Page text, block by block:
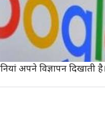
तैयार करती है गूगल
पर वेब एंड ऐप एक्टिविटी
गूगल यूजर से जुड़ी कई
अपने विज्ञापन दिखाती है।